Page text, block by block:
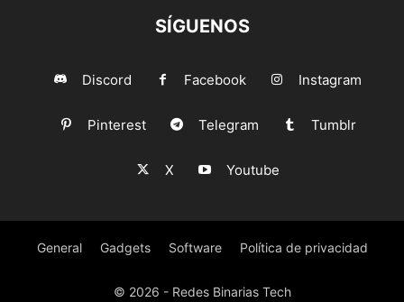
SÍGUENOS
Discord Facebook Instagram
Pinterest Telegram Tumblr
X Youtube
General Gadgets Software Política de privacidad
© 2026 - Redes Binarias Tech